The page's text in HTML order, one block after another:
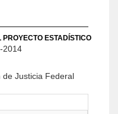
ESTADÍSTICO
2014
de Justicia Federal